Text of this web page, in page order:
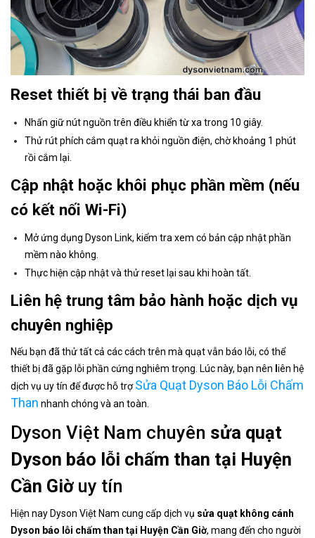
Reset thiết bị về trạng thái ban đầu
Nhấn giữ nút nguồn trên điều khiển từ xa trong 10 giây.
Thử rút phích cắm quạt ra khỏi nguồn điện, chờ khoảng 1 phút
rồi cắm lại.
Cập nhật hoặc khôi phục phần mềm (nếu
có kết nối Wi-Fi)
Mở ứng dụng Dyson Link, kiểm tra xem có bản cập nhật phần
mềm nào không.
Thực hiện cập nhật và thử reset lại sau khi hoàn tất.
Liên hệ trung tâm bảo hành hoặc dịch vụ
chuyên nghiệp
Nếu bạn đã thử tất cả các cách trên mà quạt vẫn báo lỗi, có thể
thiết bị đã gặp lỗi phần cứng nghiêm trọng. Lúc này, bạn nên iên hệ
dịch vụ uy tín để được hỗ trợ Sửa Quạt Dyson Báo Lỗi Chấm
Than nhanh chóng và an toàn.
Dyson Việt Nam chuyên sửa quạt
Dyson báo lỗi chấm than tại Huyện
Cần Giờ uy tín
Hiện nay Dyson Việt Nam cung cấp dịch vụ sửa quạt không cánh
Dyson báo lỗi chấm than tại Huyện Cần Giờ, mang đến cho người